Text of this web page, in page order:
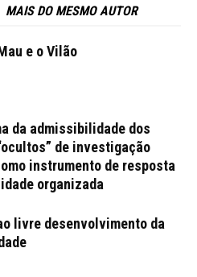
MAIS DO MESMO AUTOR
e o Vilão
da admissibilidade dos
de investigação
instrumento de resposta
organizada
livre desenvolvimento da